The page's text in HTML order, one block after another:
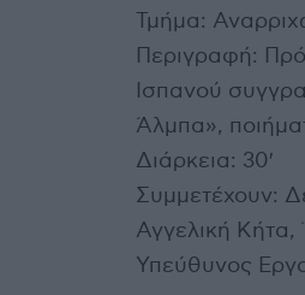
Τμήμα:
Περιγραφή:
Ισπανού
Άλμπα»,
Διάρκεια: 30′
Συμμετέχουν:
Αγγελική
Υπεύθυνος